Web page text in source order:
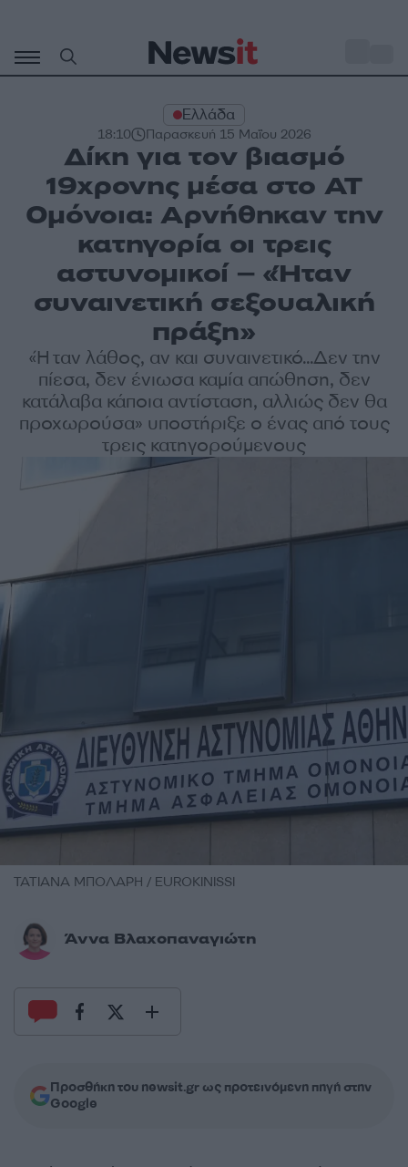
περιεχόμενο
Ελλάδα
18:10 Παρασκευή 15 Μαΐου 2026
Δίκη για τον βιασμό
19χρονης μέσα στο ΑΤ
Ομόνοια: Αρνήθηκαν την
κατηγορία οι τρεις
αστυνομικοί – «Ήταν
συναινετική σεξουαλική
πράξη»
«Ήταν λάθος, αν και συναινετικό...Δεν την
πίεσα, δεν ένιωσα καμία απώθηση, δεν
κατάλαβα κάποια αντίσταση, αλλιώς δεν θα
προχωρούσα» υποστήριξε ο ένας από τους
τρεις κατηγορούμενους
ΤΑΤΙΑΝΑ ΜΠΟΛΑΡΗ / EUROKINISSI
Άννα Βλαχοπαναγιώτη
Προσθήκη του newsit.gr ως προτεινόμενη πηγή στην
Google